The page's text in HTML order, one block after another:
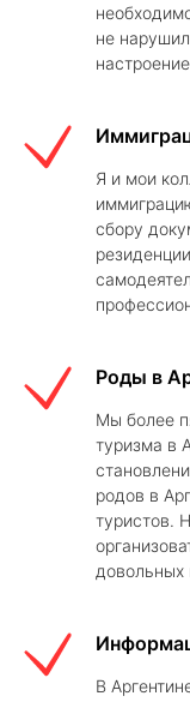
не
Я и мои
сбору
Роды в
Мы более
туризма в
родов в
туристов.
довольных
В